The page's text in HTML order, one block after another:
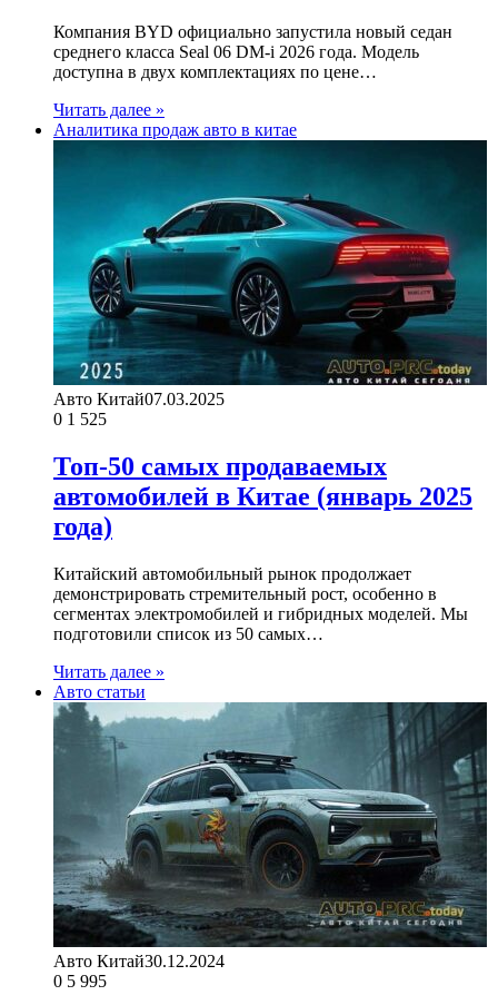
Компания BYD официально запустила новый седан
среднего класса Seal 06 DM-i 2026 года. Модель
доступна в двух комплектациях по цене…
Читать далее »
Аналитика продаж авто в китае
Авто Китай07.03.2025
0 1 525
Топ-50 самых продаваемых
автомобилей в Китае (январь 2025
года)
Китайский автомобильный рынок продолжает
демонстрировать стремительный рост, особенно в
сегментах электромобилей и гибридных моделей. Мы
подготовили список из 50 самых…
Читать далее »
Авто статьи
Авто Китай30.12.2024
0 5 995